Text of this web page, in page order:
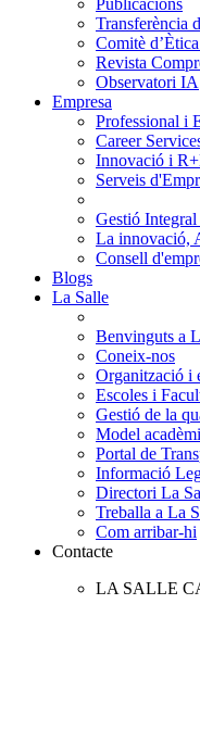
Publicacions
Transferència
Comitè
Revista
Observatori IA
Empresa
Professional i
Career
Innovació i
Serveis
Gestió Integral
La innovació,
Consell
Blogs
La Salle
Benvinguts a
Coneix-nos
Organització i
Escoles i
Gestió de la
Model
Portal de
Informació
Directori La
Treballa a La
Com arribar-hi
Contacte
LA SALLE